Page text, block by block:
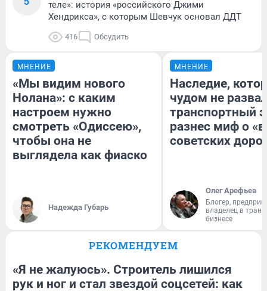
теле»: история «российского Джими
Хендрикса», с которым Шевчук основал ДДТ
416 Обсудить
МНЕНИЕ
«Мы видим нового
Нолана»: с каким
настроем нужно
смотреть «Одиссею»,
чтобы она не
выглядела как фиаско
Надежда Губарь
МНЕНИЕ
Наследие,
чудом не
транспортный
разнес миф о
советских
Олег Арефьев
Блогер,
владелец в
бизнесе
РЕКОМЕНДУЕМ
«Я не жалуюсь». Строитель лишился
рук и ног и стал звездой соцсетей: как